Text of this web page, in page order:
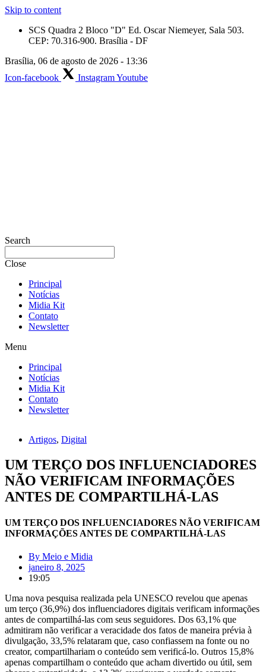
Skip to content
SCS Quadra 2 Bloco "D" Ed. Oscar Niemeyer, Sala 503.
CEP: 70.316-900. Brasília - DF
Brasília, 06 de agosto de 2026 - 13:36
Icon-facebook
InstagramYoutube
Search
Close
Principal
Notícias
Midia Kit
Contato
Newsletter
Menu
Principal
Notícias
Midia Kit
Contato
Newsletter
Artigos, Digital
UM TERÇO DOS INFLUENCIADORES
NÃO VERIFICAM INFORMAÇÕES
ANTES DE COMPARTILHÁ-LAS
UM TERÇO DOS INFLUENCIADORES NÃO VERIFICAM
INFORMAÇÕES ANTES DE COMPARTILHÁ-LAS
By Meio e Midia
janeiro 8, 2025
19:05
Uma nova pesquisa realizada pela UNESCO revelou que apenas
um terço (36,9%) dos influenciadores digitais verificam informações
antes de compartilhá-las com seus seguidores. Dos 63,1% que
admitiram não verificar a veracidade dos fatos de maneira prévia à
divulgação, 33,5% relataram que, caso confiassem na fonte ou no
creator, compartilhariam o conteúdo sem verificá-lo. Outros 15,8%
apenas compartilham o conteúdo que acham divertido ou útil, sem